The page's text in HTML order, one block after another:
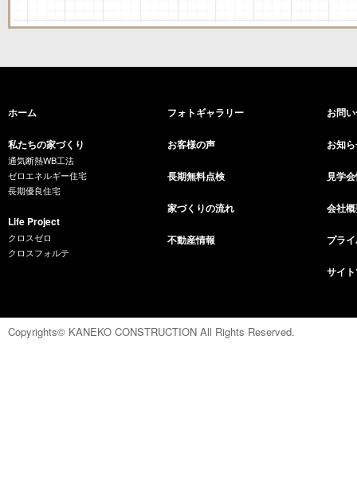
ホーム
私たちの家づくり
通気断熱WB工法
ゼロエネルギー住宅
長期優良住宅
Life Project
クロスゼロ
クロスフォルテ
フォトギャラリー
お客様の声
長期無料点検
家づくりの流れ
不動産情報
お問
お知
見学
会社
プラ
サイ
Copyrights© KANEKO CONSTRUCTION All Rights Reserved.